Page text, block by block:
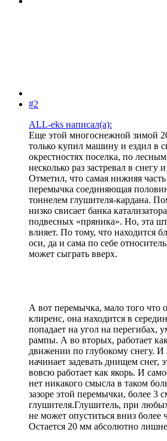
#2
ALL-eks написал(а):
Еще этой многоснежной зимой
только купил машину и ездил в
окрестностях поселка, по
несколько раз застревал в снегу
Отметил, что самая нижняя часть
перемычка соединяющая
тоннелем глушителя-кардана.
низко свисает банка
подвесных «пряника». Но, эта
влияет. По тому, что находится
оси, да и сама по себе
может сыграть вверх.
А вот перемычка, мало того что
клиренс, она находится в
попадает на угол на перегибах,
рампы. А во вторых, работает
движении по глубокому снегу. И
начинает задевать днищем снег,
вовсю работает как якорь. И
нет никакого смысла в таком
зазоре этой перемычки, более 3
глушителя.Глушитель, при
не может опуститься вниз более
Остается 20 мм абсолютно